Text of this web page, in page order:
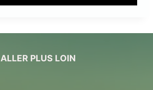
ALLER PLUS LOIN